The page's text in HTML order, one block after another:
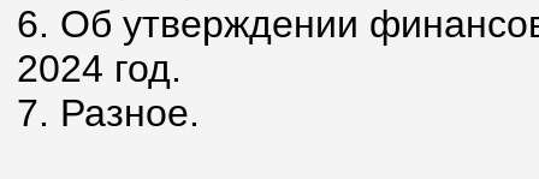
6. Об утверждении
2024 год.
7. Разное.